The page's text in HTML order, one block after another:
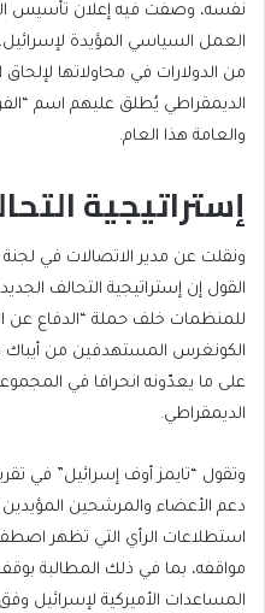
نفسه، وصفت فيه إعلان تأسيس
العمل السياسي المؤيدة
من الدولارات في محاولاتها
الديمقراطي يُطلق عليهم اسم
والعامة هذا العام.
إستراتيجية
ونقلت عن مدير الاتصالات في لجنة
القول إن إستراتيجية التحالف
للمنظمات خلف حملة “الدفاع عن
الكونغرس المستهدفين من
على ما يعدّونه انحرافا في
الديمقراطي.
وتقول “تايمز أوف إسرائيل” في
دعم الأعضاء والمرشحين
استطلاعات الرأي التي تظهر
مواقفه، بما في ذلك المطالبة
المساعدات الأميركية لإسرائيل